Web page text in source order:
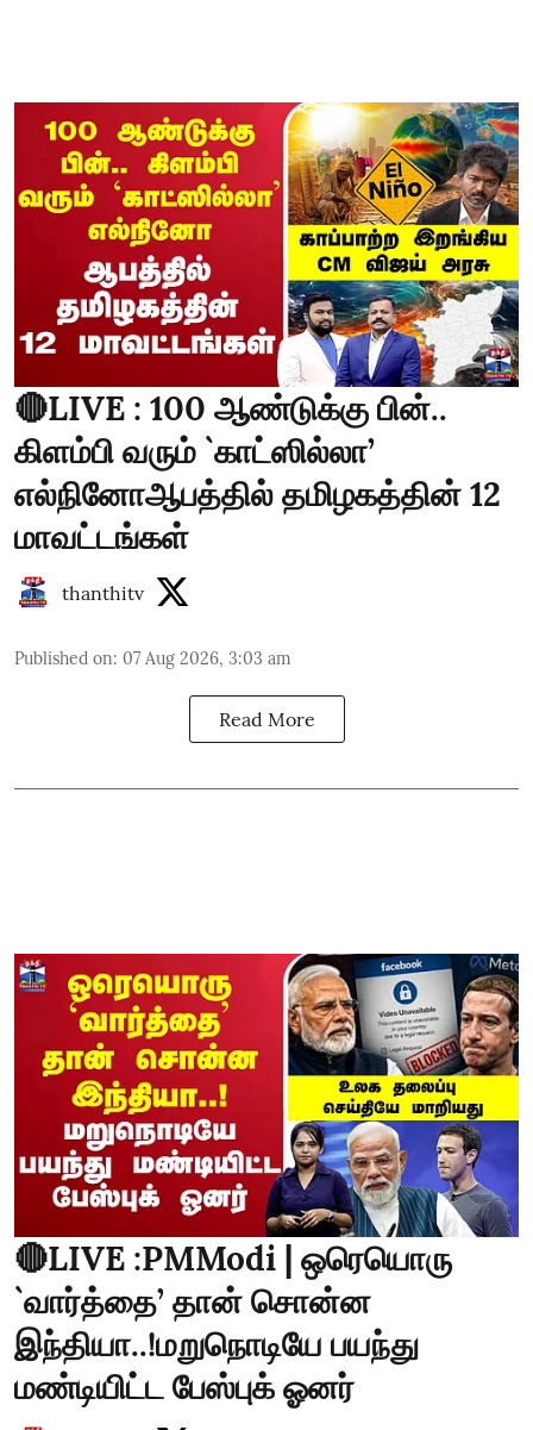
🔴LIVE : 100 ஆண்டுக்கு பின்..
கிளம்பி வரும் `காட்ஸில்லா’
எல்நினோஆபத்தில் தமிழகத்தின் 12
மாவட்டங்கள்
thanthitv
Published on: 07 Aug 2026, 3:03 am
Read More
🔴LIVE :PMModi | ஒரெயொரு
`வார்த்தை’ தான் சொன்ன
இந்தியா..!மறுநொடியே பயந்து
மண்டியிட்ட பேஸ்புக் ஓனர்